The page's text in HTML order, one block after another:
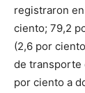
registraron
ciento; 79,2
(2,6 por
de transporte
por ciento a